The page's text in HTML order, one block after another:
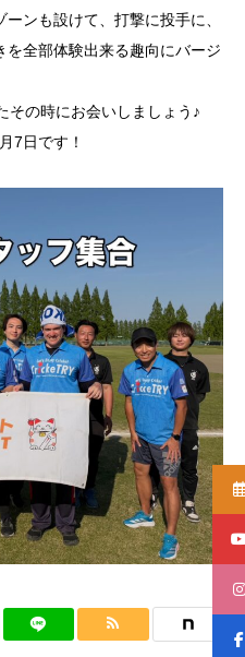
ンも設けて、打撃に投手に、
全部体験出来る趣向にバージ
その時にお会いしましょう♪
7日です！